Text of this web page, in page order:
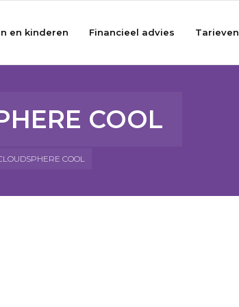
en kinderen Financieel advies Tarieven
COOL
COOL